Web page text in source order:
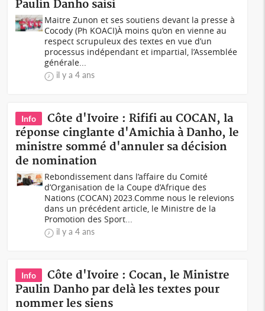
Paulin Danho saisi
Maitre Zunon et ses soutiens devant la presse à
Cocody (Ph KOACI)À moins qu’on en vienne au
respect scrupuleux des textes en vue d’un
processus indépendant et impartial, l’Assemblée
générale...
il y a 4 ans
Info
Côte d'Ivoire : Rififi au COCAN, la
réponse cinglante d'Amichia à Danho, le
ministre sommé d'annuler sa décision
de nomination
Rebondissement dans l’affaire du Comité
d’Organisation de la Coupe d’Afrique des
Nations (COCAN) 2023.Comme nous le relevions
dans un précédent article, le Ministre de la
Promotion des Sport...
il y a 4 ans
Info
Côte d'Ivoire : Cocan, le Ministre
Paulin Danho par delà les textes pour
nommer les siens